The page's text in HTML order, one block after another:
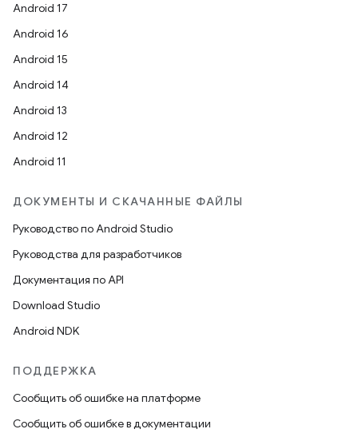
Android 17
Android 16
Android 15
Android 14
Android 13
Android 12
Android 11
ДОКУМЕНТЫ И СКАЧАННЫЕ ФАЙЛЫ
Руководство по Android Studio
Руководства для разработчиков
Документация по API
Download Studio
Android NDK
ПОДДЕРЖКА
Сообщить об ошибке на платформе
Сообщить об ошибке в документации